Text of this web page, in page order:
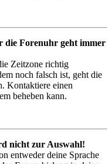
die Forenuhr geht immer
Zeitzone richtig
noch falsch ist, geht die
Kontaktiere einen
beheben kann.
nicht zur Auswahl!
entweder deine Sprache